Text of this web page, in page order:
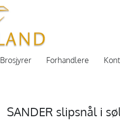
Brosjyrer Forhandlere
SANDER slipsnål i